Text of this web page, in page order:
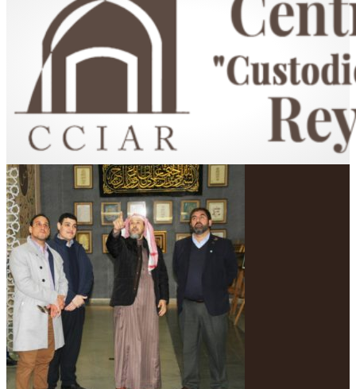
Centro Cultural Islámico "Custodio de las Dos Sagradas Mezquitas"
Rey Fahd en Argentina